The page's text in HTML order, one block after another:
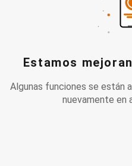
Estamos
Algunas funciones se están
nuevamente en